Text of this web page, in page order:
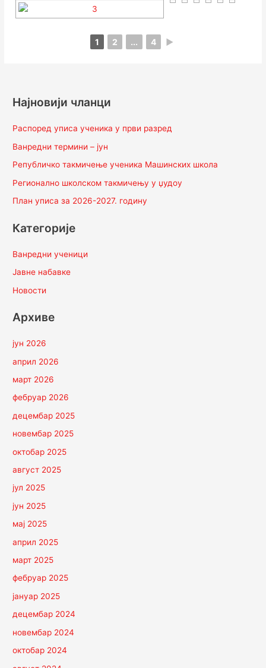
1 2 ... 4 ►
Најновији чланци
Распоред уписа ученика у први разред
Ванредни термини – јун
Републичко такмичење ученика Машинских школа
Регионално школском такмичењу у џудоу
План уписа за 2026-2027. годину
Категорије
Ванредни ученици
Јавне набавке
Новости
Архиве
јун 2026
април 2026
март 2026
фебруар 2026
децембар 2025
новембар 2025
октобар 2025
август 2025
јул 2025
јун 2025
мај 2025
април 2025
март 2025
фебруар 2025
јануар 2025
децембар 2024
новембар 2024
октобар 2024